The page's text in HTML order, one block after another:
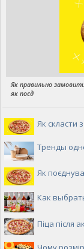
Як правильно замовити
як поєд
Як скласти
Тренды
Як
Как
Піца після